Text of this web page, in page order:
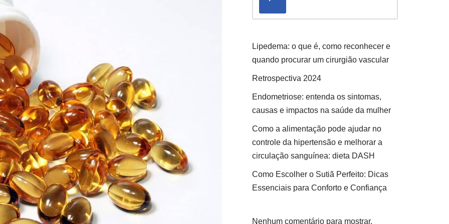
Lipedema: o que é, como reconhecer e
quando procurar um cirurgião vascular
Retrospectiva 2024
Endometriose: entenda os sintomas,
causas e impactos na saúde da mulher
Como a alimentação pode ajudar no
controle da hipertensão e melhorar a
circulação sanguínea: dieta DASH
Como Escolher o Sutiã Perfeito: Dicas
Essenciais para Conforto e Confiança
Nenhum comentário para mostrar.